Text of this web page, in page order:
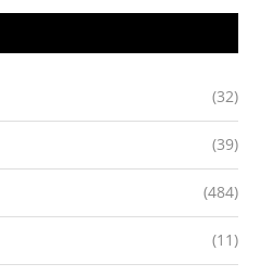
(32)
(39)
(484)
(11)